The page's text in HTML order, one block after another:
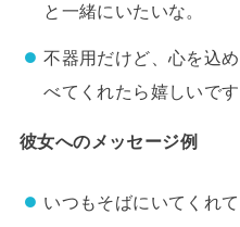
と一緒にいたいな。
不器用だけど、心を込
べてくれたら嬉しいです
彼女へのメッセージ例
いつもそばにいてくれ